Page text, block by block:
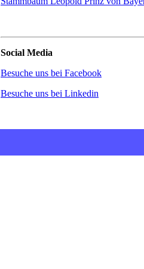
Social Media
Besuche uns bei Facebook
Besuche uns bei Linkedin